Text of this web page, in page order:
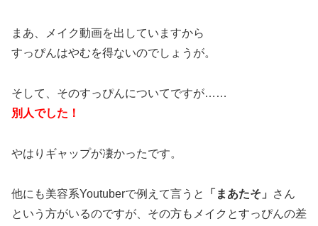
まあ、メイク動画を出していますから
すっぴんはやむを得ないのでしょうが。
そして、そのすっぴんについてですが……
別人でした！
やはりギャップが凄かったです。
他にも美容系Youtuberで例えて言うと 「まあたそ」
さん
という方がいるのですが、その方もメイクとすっぴんの差